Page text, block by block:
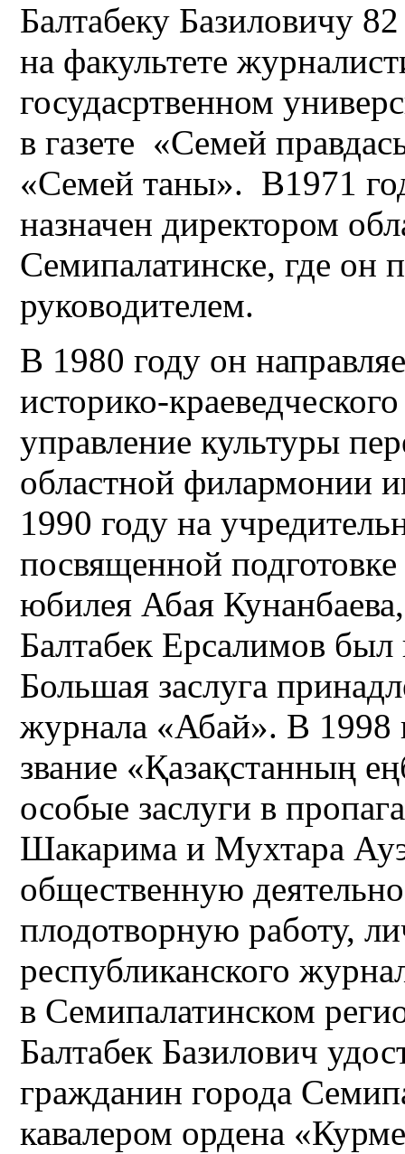
Балтабеку Базиловичу
на факультете
госудасртвенном
в газете «Семей
«Семей таны». В1971
назначен директором
Семипалатинске, где он
руководителем.
В 1980 году он
историко-
управление культуры
областной филармонии
1990 году на
посвященной
юбилея Абая
Балтабек Ерсалимов был
Большая заслуга
журнала «Абай». В 1998
звание «Қазақстанның
особые заслуги в
Шакарима и Мухтара
общественную
плодотворную работу,
республиканского
в Семипалатинском
Балтабек Базилович
гражданин города
кавалером ордена